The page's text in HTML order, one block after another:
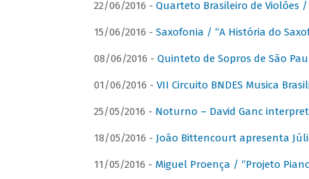
22/06/2016 - Quarteto Brasileiro de Violões /
15/06/2016 - Saxofonia / “A História do
08/06/2016 - Quinteto de Sopros de São
01/06/2016 - VII Circuito BNDES Musica
25/05/2016 - Noturno – David Ganc
18/05/2016 - João Bittencourt apresenta
11/05/2016 - Miguel Proença / “Projeto